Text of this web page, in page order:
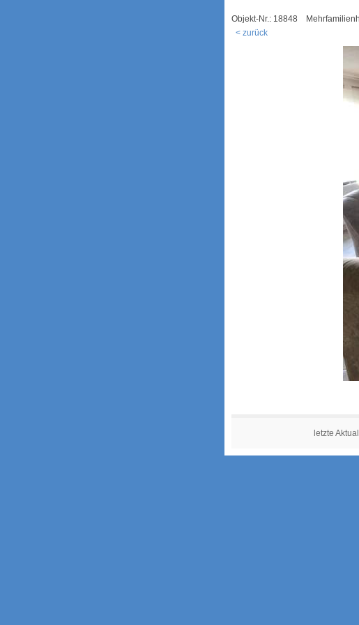
Objekt-Nr.: 18848
< zurück
letzte